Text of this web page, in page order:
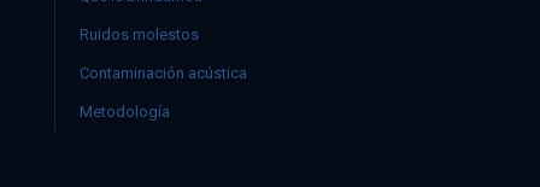
Ruidos molestos
Contaminación acústica
Metodología